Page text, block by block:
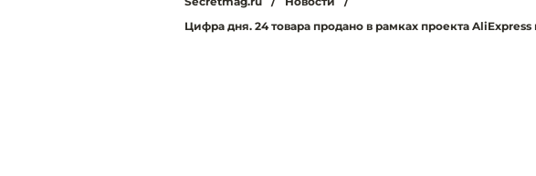
Цифра дня. 24 товара продано в рамках проекта